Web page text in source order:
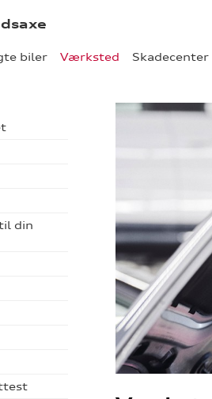
biler Værksted Skadecenter
din